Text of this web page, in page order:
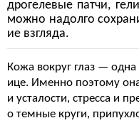
дрогелевые патчи,
можно надолго
ие взгляда.
Кожа вокруг глаз —
ице. Именно поэтому
и усталости, стресса и
о темные круги,